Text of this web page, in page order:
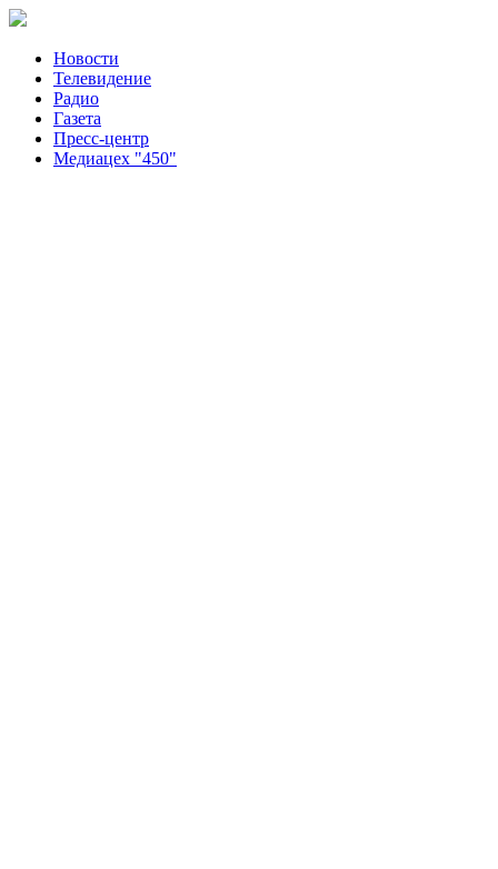
Новости
Телевидение
Радио
Газета
Пресс-центр
Медиацех "450"